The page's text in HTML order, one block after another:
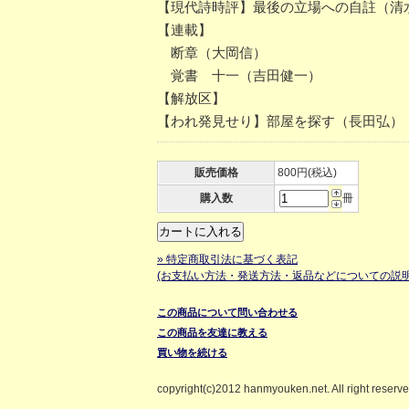
【現代詩時評】最後の立場への自註（清
【連載】
断章（大岡信）
覚書 十一（吉田健一）
【解放区】
【われ発見せり】部屋を探す（長田弘）
販売価格
800円(税込)
購入数
冊
» 特定商取引法に基づく表記
(お支払い方法・発送方法・返品などについての説
この商品について問い合わせる
この商品を友達に教える
買い物を続ける
copyright(c)2012 hanmyouken.net. All right